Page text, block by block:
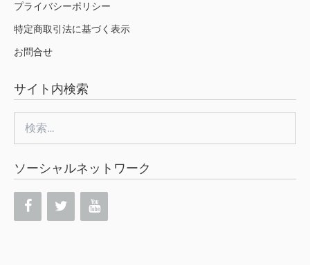
プライバシーポリシー
特定商取引法に基づく表示
お問合せ
サイト内検索
索:
ソーシャルネットワーク